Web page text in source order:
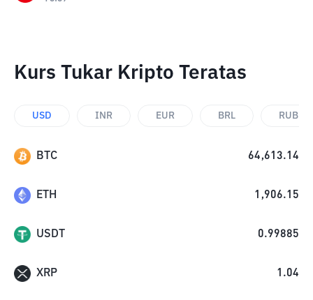
Kurs Tukar Kripto Teratas
USD INR EUR BRL RUB
BTC 64,613.14
ETH 1,906.15
USDT 0.99885
XRP 1.04